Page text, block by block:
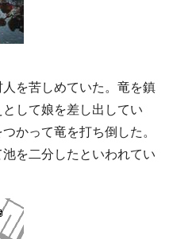
を苦しめていた。竜を鎮
して娘を差し出してい
かって竜を打ち倒した。
を二分したといわれてい